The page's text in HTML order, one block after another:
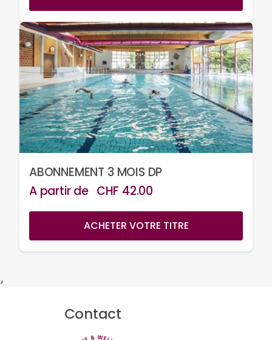
ABONNEMENT 3 MOIS DP
A partir de CHF 42.00
ACHETER VOTRE TITRE
}
Contact